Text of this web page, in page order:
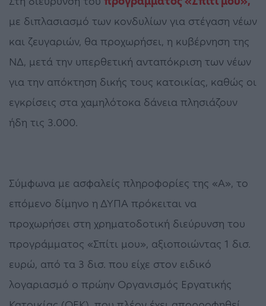
με διπλασιασμό των κονδυλίων για στέγαση νέων
και ζευγαριών, θα προχωρήσει, η κυβέρνηση της
ΝΔ, μετά την υπερθετική ανταπόκριση των νέων
για την απόκτηση δικής τους κατοικίας, καθώς οι
εγκρίσεις στα χαμηλότοκα δάνεια πλησιάζουν
ήδη τις 3.000.
Σύμφωνα με ασφαλείς πληροφορίες της «Α», το
επόμενο δίμηνο η ΔΥΠΑ πρόκειται να
προχωρήσει στη χρηματοδοτική διεύρυνση του
προγράμματος «Σπίτι μου», αξιοποιώντας 1 δισ.
ευρώ, από τα 3 δισ. που είχε στον ειδικό
λογαριασμό ο πρώην Οργανισμός Εργατικής